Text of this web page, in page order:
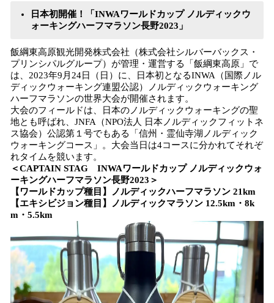
日本初開催！「INWAワールドカップ ノルディックウ
ォーキングハーフマラソン長野2023」
飯綱東高原観光開発株式会社（株式会社シルバーバックス・
プリンシパルグループ）が管理・運営する「飯綱東高原」で
は、2023年9月24日（日）に、日本初となるINWA（国際ノル
ディックウォーキング連盟公認）ノルディックウォーキング
ハーフマラソンの世界大会が開催されます。
大会のフィールドは、日本のノルディックウォーキングの聖
地とも呼ばれ、JNFA（NPO法人 日本ノルディックフィットネ
ス協会）公認第１号でもある「信州・霊仙寺湖ノルディック
ウォーキングコース」。大会当日は4コースに分かれてそれぞ
れタイムを競います。
＜CAPTAIN STAG INWAワールドカップ ノルディックウォ
ーキングハーフマラソン長野2023＞
【ワールドカップ種目】ノルディックハーフマラソン 21km
【エキシビジョン種目】ノルディックマラソン 12.5km・8k
m・5.5km